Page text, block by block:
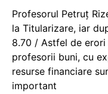
Profesorul Petruț
la Titularizare, iar
8.70 / Astfel de
profesorii buni, cu
resurse financiare
important